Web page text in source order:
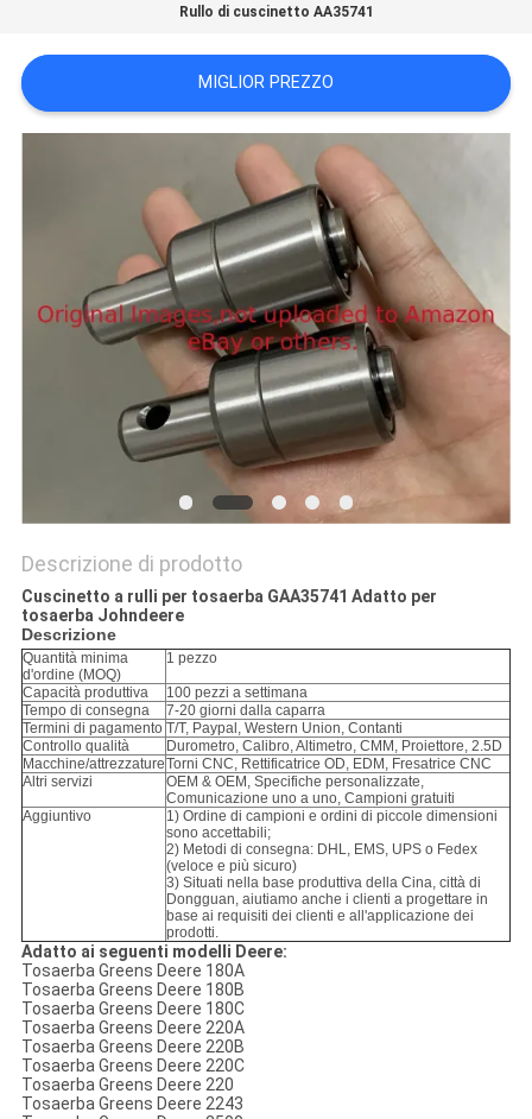
DEL
SITO
Rullo di cuscinetto AA35741
MIGLIOR PREZZO
Descrizione di prodotto
Cuscinetto a rulli per tosaerba GAA35741 Adatto per
tosaerba Johndeere
Descrizione
Quantità minima
d'ordine (MOQ)
1 pezzo
Capacità produttiva
100 pezzi a settimana
Tempo di consegna
7-20 giorni dalla caparra
Termini di pagamento T/T, Paypal, Western Union, Contanti
Controllo qualità
Durometro, Calibro, Altimetro, CMM, Proiettore, 2.5D
Macchine/attrezzatureTorni CNC, Rettificatrice OD, EDM, Fresatrice CNC
Altri servizi
OEM & OEM, Specifiche personalizzate,
Comunicazione uno a uno, Campioni gratuiti
Aggiuntivo
1) Ordine di campioni e ordini di piccole dimensioni
sono accettabili;
2) Metodi di consegna: DHL, EMS, UPS o Fedex
(veloce e più sicuro)
3) Situati nella base produttiva della Cina, città di
Dongguan, aiutiamo anche i clienti a progettare in
base ai requisiti dei clienti e all'applicazione dei
prodotti.
Adatto ai seguenti modelli Deere:
Tosaerba Greens Deere 180A
Tosaerba Greens Deere 180B
Tosaerba Greens Deere 180C
Tosaerba Greens Deere 220A
Tosaerba Greens Deere 220B
Tosaerba Greens Deere 220C
Tosaerba Greens Deere 220
Tosaerba Greens Deere 2243